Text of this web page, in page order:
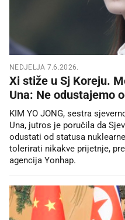
NEDJELJA 7.6.2026.
Xi stiže u Sj Koreju.
Una: Ne odustajemo
KIM YO JONG, sestra
Una, jutros je poručila da
odustati od statusa
tolerirati nikakve prijetnje,
agencija Yonhap.